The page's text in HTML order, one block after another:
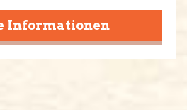
Informationen